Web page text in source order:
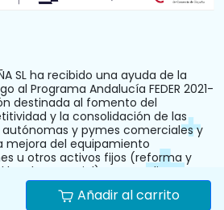
SL ha recibido una ayuda de la
al Programa Andalucía FEDER 2021-
destinada al fomento del
y la consolidación de las
y pymes comerciales y
mejora del equipamiento
u otros activos fijos (reforma y
local comercial). N.º Expediente:
Añadir al carrito